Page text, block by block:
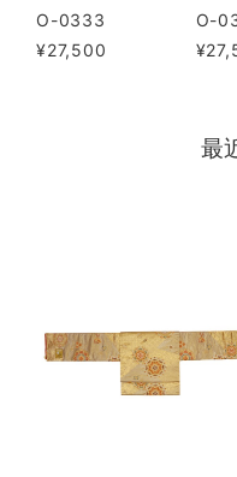
O-0333
¥27,500
O-
最